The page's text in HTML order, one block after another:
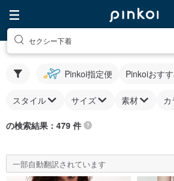
セクシー下着
Pinkoi指定便 Pinkoiおす
スタイル サイズ 素材 カ
の検索結果：479 件
一部自動翻訳されています